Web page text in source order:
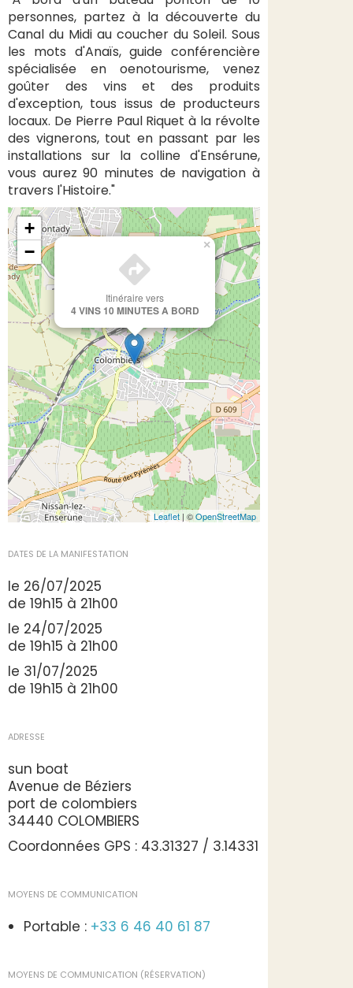
personnes, partez à la découverte du
Canal du Midi au coucher du Soleil. Sous
les mots d'Anaïs, guide conférencière
spécialisée en oenotourisme, venez
goûter des vins et des produits
d'exception, tous issus de producteurs
locaux. De Pierre Paul Riquet à la révolte
des vignerons, tout en passant par les
installations sur la colline d'Ensérune,
vous aurez 90 minutes de navigation à
travers l'Histoire."
Itinéraire vers
4 VINS 10 MINUTES A BORD
×
+
−
Leaflet | ©OpenStreetMap
DATES DE LA MANIFESTATION
le 26/07/2025
de 19h15 à 21h00
le 24/07/2025
de 19h15 à 21h00
le 31/07/2025
de 19h15 à 21h00
ADRESSE
sun boat
Avenue de Béziers
port de colombiers
34440 COLOMBIERS
Coordonnées GPS : 43.31327 / 3.14331
MOYENS DE COMMUNICATION
Portable : +33 6 46 40 61 87
MOYENS DE COMMUNICATION (RÉSERVATION)